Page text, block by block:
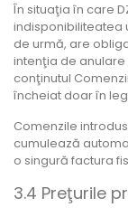
În situaţia în care
indisponibiliteatea
de urmă, are
intenţia de
conţinutul
încheiat doar în
Comenzile
cumulează
o singură factura
3.4 Preţurile